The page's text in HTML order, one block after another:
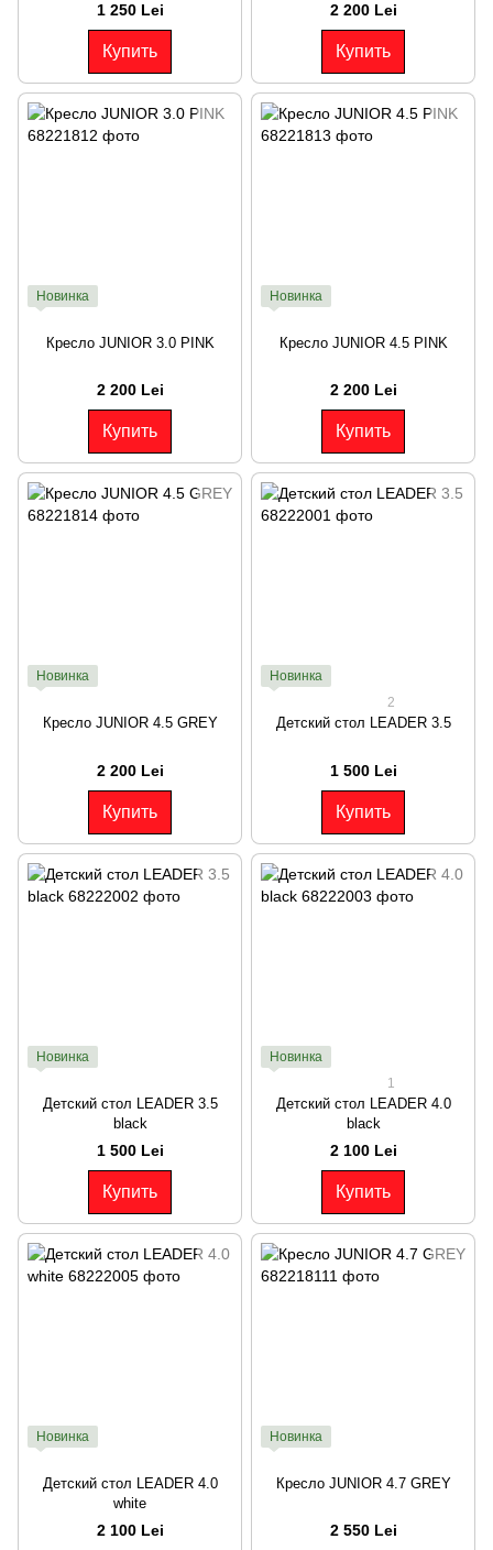
1 250 Lei
Купить
2 200 Lei
Купить
Новинка
Кресло JUNIOR 3.0 PINK
2 200 Lei
Купить
Новинка
Кресло JUNIOR 4.5 PINK
2 200 Lei
Купить
Новинка
Кресло JUNIOR 4.5 GREY
2 200 Lei
Купить
Новинка
2
Детский стол LEADER 3.5
1 500 Lei
Купить
Новинка
Детский стол LEADER 3.5
black
1 500 Lei
Купить
Новинка
1
Детский стол LEADER 4.0
black
2 100 Lei
Купить
Новинка
Детский стол LEADER 4.0
white
2 100 Lei
Новинка
Кресло JUNIOR 4.7 GREY
2 550 Lei